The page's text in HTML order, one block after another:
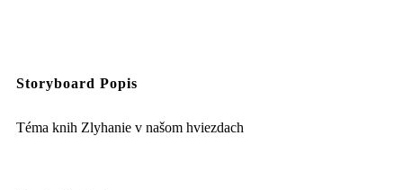
Storyboard Popis
Téma knih Zlyhanie v našom hviezdach